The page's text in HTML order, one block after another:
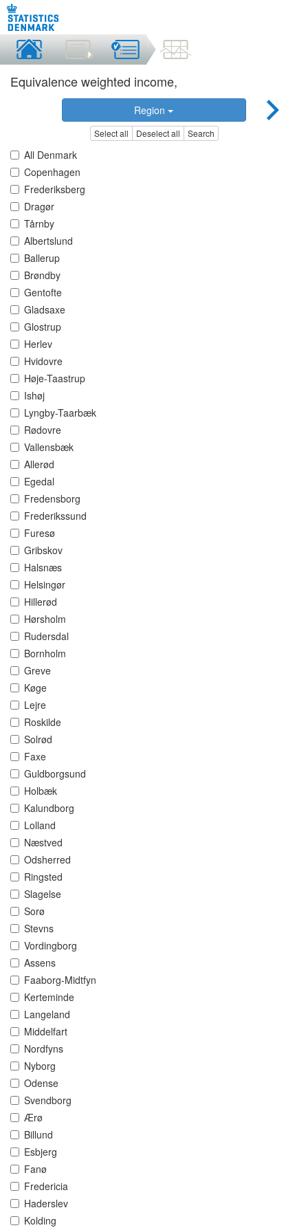
Equivalence weighted income,
Region
Select all Deselect all Search
All Denmark
Copenhagen
Frederiksberg
Dragør
Tårnby
Albertslund
Ballerup
Brøndby
Gentofte
Gladsaxe
Glostrup
Herlev
Hvidovre
Høje-Taastrup
Ishøj
Lyngby-Taarbæk
Rødovre
Vallensbæk
Allerød
Egedal
Fredensborg
Frederikssund
Furesø
Gribskov
Halsnæs
Helsingør
Hillerød
Hørsholm
Rudersdal
Bornholm
Greve
Køge
Lejre
Roskilde
Solrød
Faxe
Guldborgsund
Holbæk
Kalundborg
Lolland
Næstved
Odsherred
Ringsted
Slagelse
Sorø
Stevns
Vordingborg
Assens
Faaborg-Midtfyn
Kerteminde
Langeland
Middelfart
Nordfyns
Nyborg
Odense
Svendborg
Ærø
Billund
Esbjerg
Fanø
Fredericia
Haderslev
Kolding